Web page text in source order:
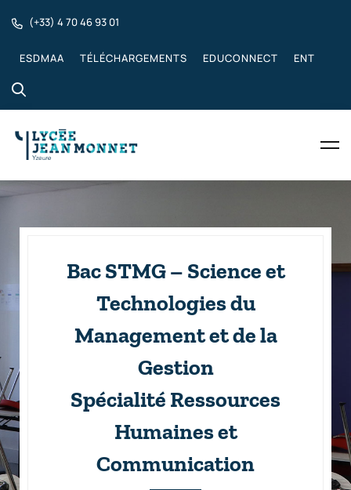
(+33) 4 70 46 93 01
ESDMAA TÉLÉCHARGEMENTS EDUCONNECT ENT
Bac STMG – Science et
Technologies du
Management et de la
Gestion
Spécialité Ressources
Humaines et
Communication